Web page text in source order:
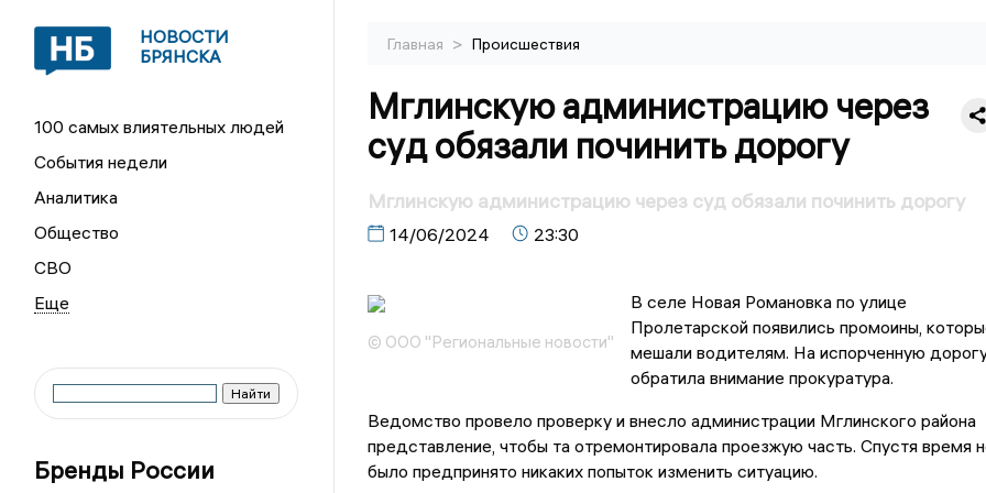
НОВОСТИ
БРЯНСКА
100 самых влиятельных людей
События недели
Аналитика
Общество
СВО
Бренды России
Главная > Происшествия
Мглинскую администрацию через
суд обязали починить дорогу
Мглинскую администрацию через суд обязали починить дорогу
14/06/2024 23:30
© ООО "Региональные новости"
В селе Новая Романовка по улице
Пролетарской появились промоины,
мешали водителям. На испорченную
обратила внимание прокуратура.
Ведомство провело проверку и внесло администрации Мглинского района
представление, чтобы та отремонтировала проезжую часть. Спустя время
было предпринято никаких попыток изменить ситуацию.